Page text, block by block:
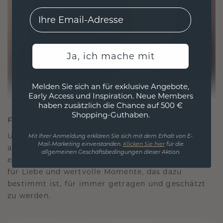
FÜR VERBINDUNGEN GESCHAFFEN
Unsere Designphilosophie ist auf Verbindung
ausgelegt, wobei jedes Stück so gestaltet ist, dass
es die Zeit überdauert. Es wird zu Ihrem Symbol
für Liebe und wertvolle Momente, das dazu
bestimmt ist, für immer getragen und geschätzt
zu werden.
EMail
Ja, ich mache mit
Melden Sie sich an für exklusive Angebote,
Early Access und Inspiration. Neue Members
haben zusätzlich die Chance auf 500 €
Shopping-Guthaben.
Mit Ihrer Anmeldung erklären Sie sich mit dem Erhalt von E-
Mail-Marketing einverstanden. Klicken Sie hierfür die
allgemeinen Geschäftsbedingungen dieser Aktion.